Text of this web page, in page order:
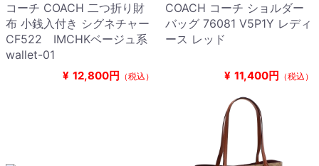
コーチ COACH 二つ折り財
布 小銭入付き シグネチャー
CF522 IMCHKベージュ系
wallet-01
¥ 12,800円 （税込）
COACH コーチ ショルダー
バッグ 76081 V5P1Y レディ
ース レッド
¥ 11,400円 （税込）